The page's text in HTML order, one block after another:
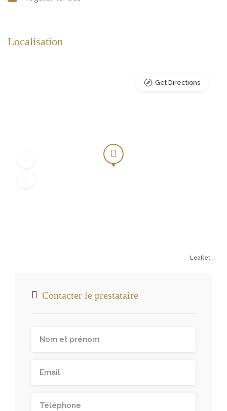
Localisation
Leaflet
Get Directions
Contacter le prestataire